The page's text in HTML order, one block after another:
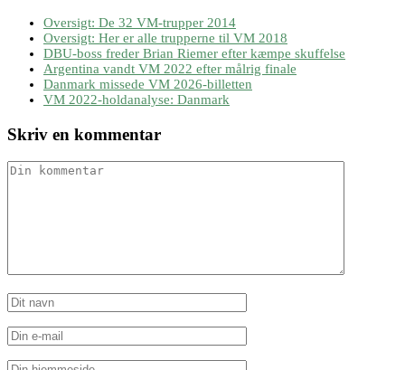
Oversigt: De 32 VM-trupper 2014
Oversigt: Her er alle trupperne til VM 2018
DBU-boss freder Brian Riemer efter kæmpe skuffelse
Argentina vandt VM 2022 efter målrig finale
Danmark missede VM 2026-billetten
VM 2022-holdanalyse: Danmark
Skriv en kommentar